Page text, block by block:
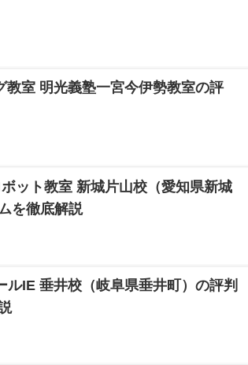
教室 明光義塾一宮今伊勢教室の評
ット教室 新城片山校（愛知県新城
を徹底解説
IE 垂井校（岐阜県垂井町）の評判